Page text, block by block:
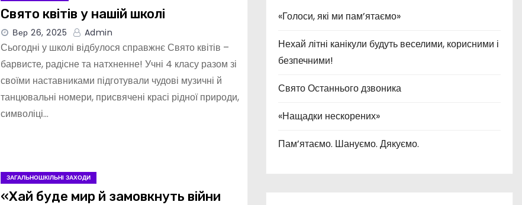
Свято квітів у нашій школі
Вер 26, 2025 Admin
Сьогодні у школі відбулося справжнє Свято квітів –
барвисте, радісне та натхненне! Учні 4 класу разом зі
своїми наставниками підготували чудові музичні й
танцювальні номери, присвячені красі рідної природи,
символіці…
ЗАГАЛЬНОШКІЛЬНІ ЗАХОДИ
«Хай буде мир й замовкнуть війни
«Голоси, які ми пам’ятаємо»
Нехай літні канікули будуть веселими, корисними і
безпечними!
Свято Останнього дзвоника
«Нащадки нескорених»
Пам’ятаємо. Шануємо. Дякуємо.